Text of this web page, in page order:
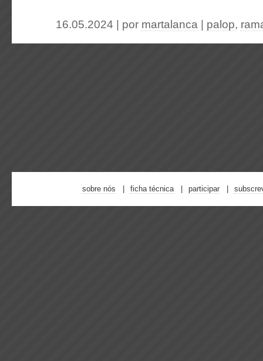
16.05.2024 | por martalanca palop,
sobre nós ficha técnica participar